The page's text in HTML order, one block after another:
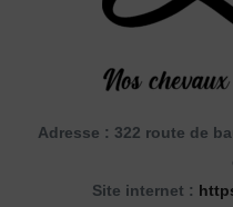
Adresse : 322 route de
Site internet :